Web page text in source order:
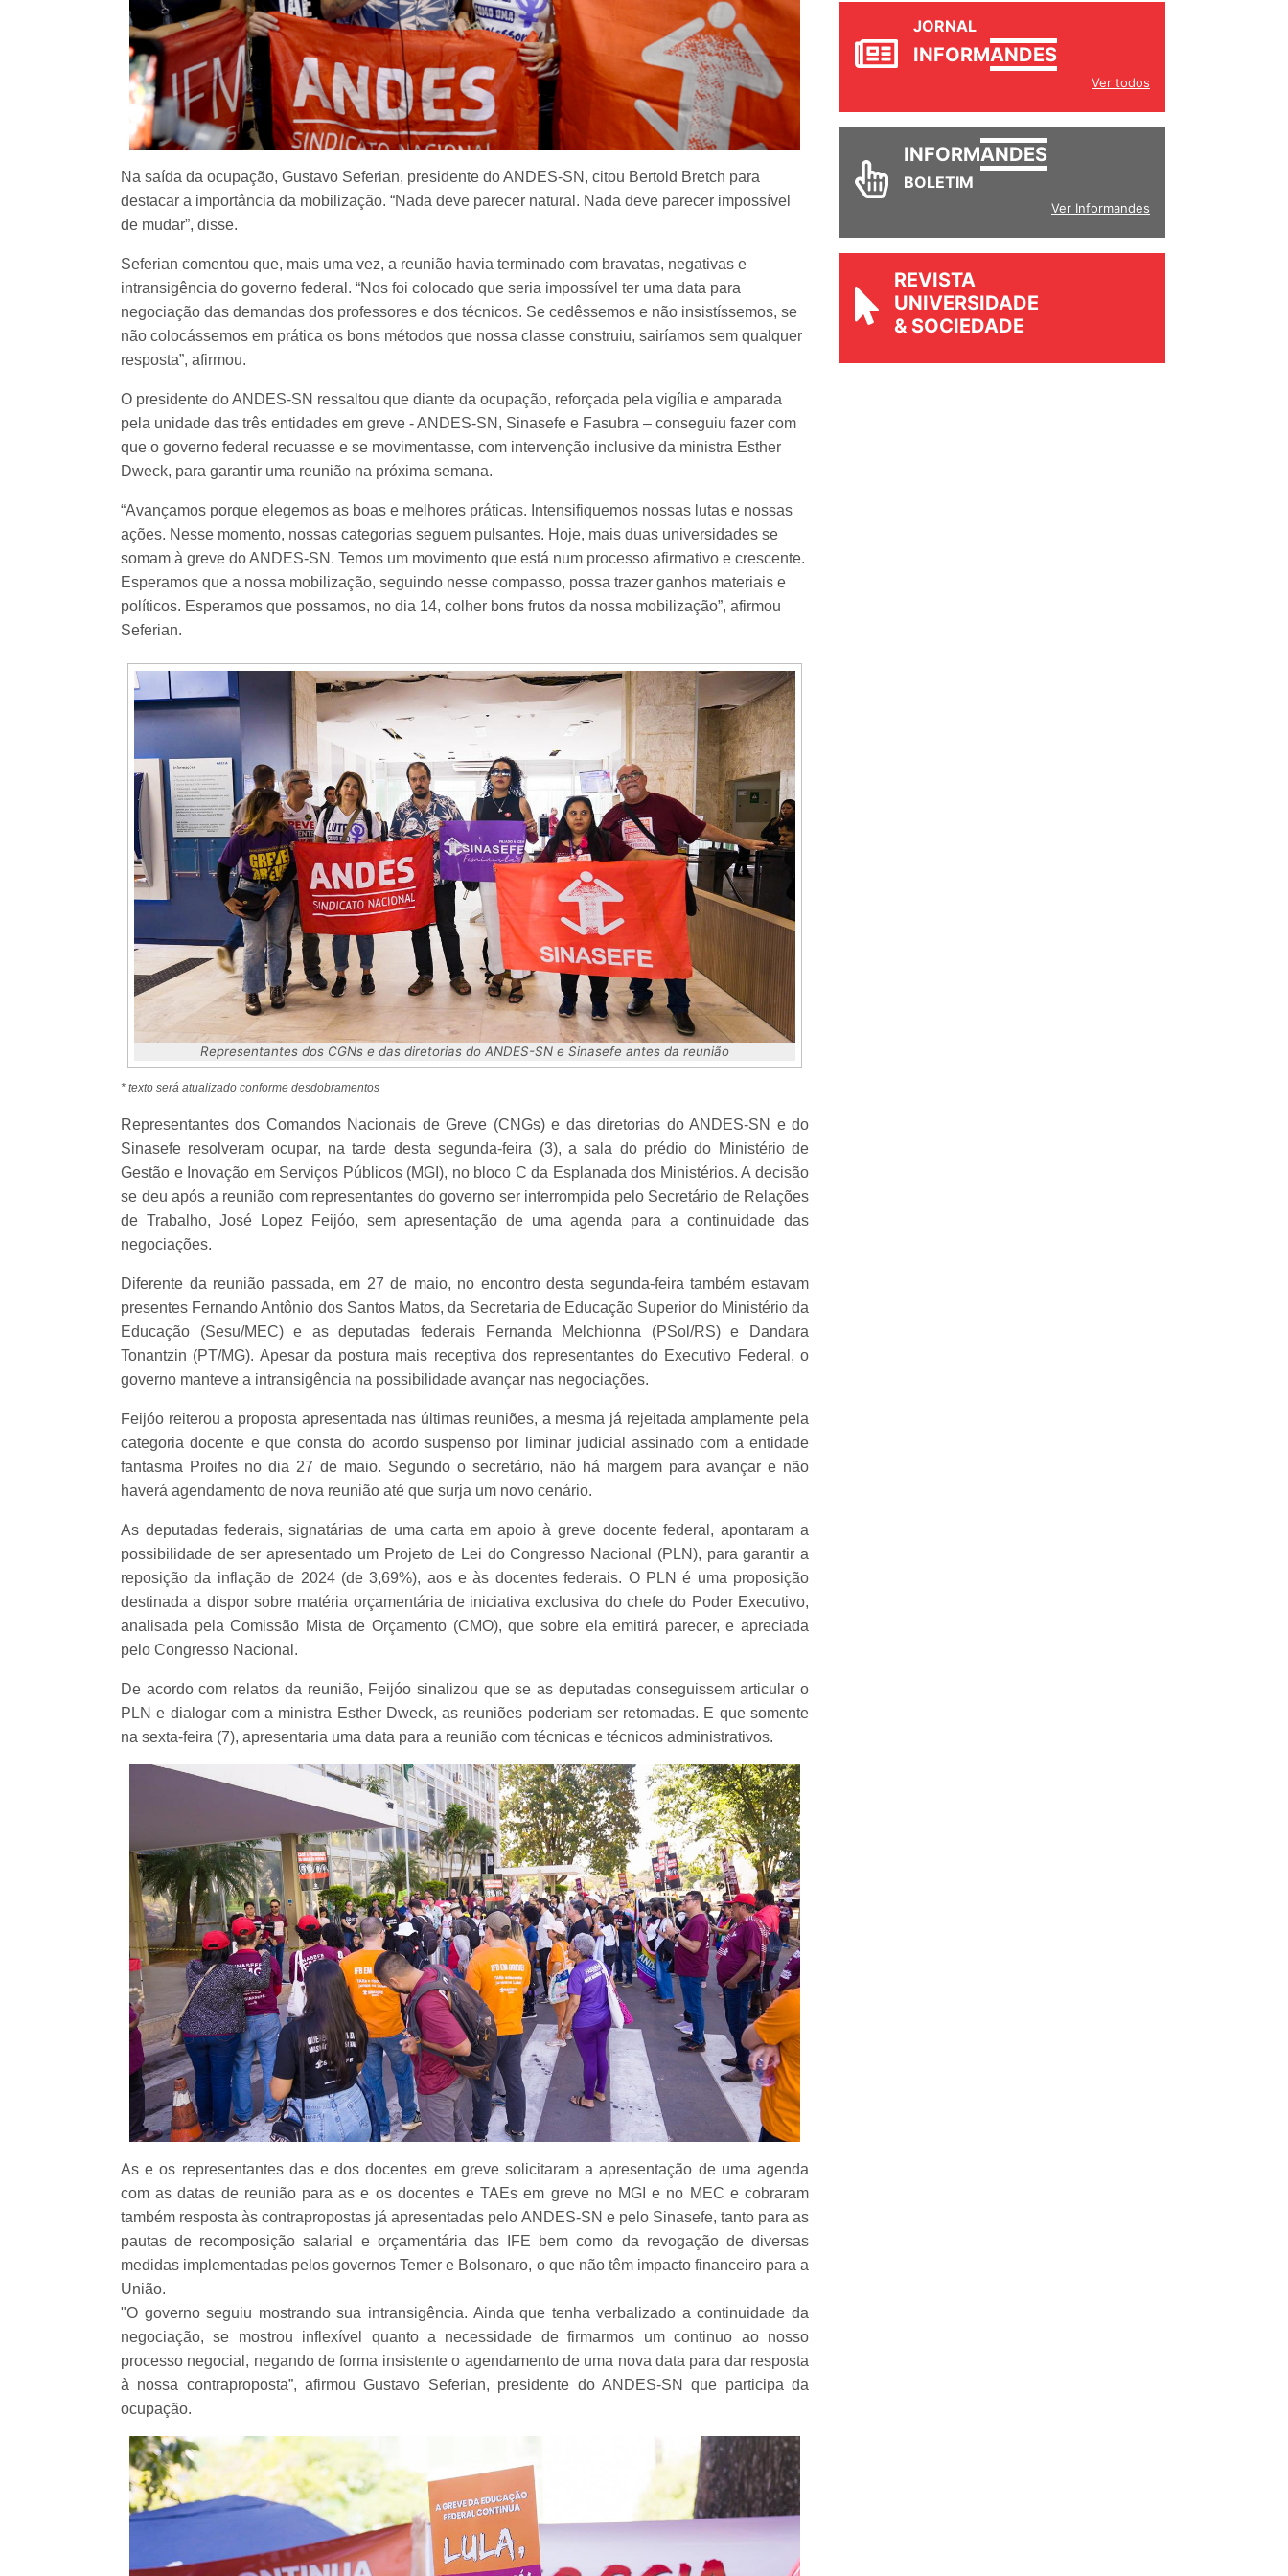
Na saída da ocupação, Gustavo Seferian, presidente do ANDES-SN, citou Bertold Bretch para
destacar a importância da mobilização. “Nada deve parecer natural. Nada deve parecer impossível
de mudar”, disse.
Seferian comentou que, mais uma vez, a reunião havia terminado com bravatas, negativas e
intransigência do governo federal. “Nos foi colocado que seria impossível ter uma data para
negociação das demandas dos professores e dos técnicos. Se cedêssemos e não insistíssemos, se
não colocássemos em prática os bons métodos que nossa classe construiu, sairíamos sem qualquer
resposta”, afirmou.
O presidente do ANDES-SN ressaltou que diante da ocupação, reforçada pela vigília e amparada
pela unidade das três entidades em greve - ANDES-SN, Sinasefe e Fasubra – conseguiu fazer com
que o governo federal recuasse e se movimentasse, com intervenção inclusive da ministra Esther
Dweck, para garantir uma reunião na próxima semana.
“Avançamos porque elegemos as boas e melhores práticas. Intensifiquemos nossas lutas e nossas
ações. Nesse momento, nossas categorias seguem pulsantes. Hoje, mais duas universidades se
somam à greve do ANDES-SN. Temos um movimento que está num processo afirmativo e crescente.
Esperamos que a nossa mobilização, seguindo nesse compasso, possa trazer ganhos materiais e
políticos. Esperamos que possamos, no dia 14, colher bons frutos da nossa mobilização”, afirmou
Seferian.
Representantes dos CGNs e das diretorias do ANDES-SN e Sinasefe antes da reunião
* texto será atualizado conforme desdobramentos
Representantes dos Comandos Nacionais de Greve (CNGs) e das diretorias do ANDES-SN e do
Sinasefe resolveram ocupar, na tarde desta segunda-feira (3), a sala do prédio do Ministério de
Gestão e Inovação em Serviços Públicos (MGI), no bloco C da Esplanada dos Ministérios. A decisão
se deu após a reunião com representantes do governo ser interrompida pelo Secretário de Relações
de Trabalho, José Lopez Feijóo, sem apresentação de uma agenda para a continuidade das
negociações.
Diferente da reunião passada, em 27 de maio, no encontro desta segunda-feira também estavam
presentes Fernando Antônio dos Santos Matos, da Secretaria de Educação Superior do Ministério da
Educação (Sesu/MEC) e as deputadas federais Fernanda Melchionna (PSol/RS) e Dandara
Tonantzin (PT/MG). Apesar da postura mais receptiva dos representantes do Executivo Federal, o
governo manteve a intransigência na possibilidade avançar nas negociações.
Feijóo reiterou a proposta apresentada nas últimas reuniões, a mesma já rejeitada amplamente pela
categoria docente e que consta do acordo suspenso por liminar judicial assinado com a entidade
fantasma Proifes no dia 27 de maio. Segundo o secretário, não há margem para avançar e não
haverá agendamento de nova reunião até que surja um novo cenário.
As deputadas federais, signatárias de uma carta em apoio à greve docente federal, apontaram a
possibilidade de ser apresentado um Projeto de Lei do Congresso Nacional (PLN), para garantir a
reposição da inflação de 2024 (de 3,69%), aos e às docentes federais. O PLN é uma proposição
destinada a dispor sobre matéria orçamentária de iniciativa exclusiva do chefe do Poder Executivo,
analisada pela Comissão Mista de Orçamento (CMO), que sobre ela emitirá parecer, e apreciada
pelo Congresso Nacional.
De acordo com relatos da reunião, Feijóo sinalizou que se as deputadas conseguissem articular o
PLN e dialogar com a ministra Esther Dweck, as reuniões poderiam ser retomadas. E que somente
na sexta-feira (7), apresentaria uma data para a reunião com técnicas e técnicos administrativos.
As e os representantes das e dos docentes em greve solicitaram a apresentação de uma agenda
com as datas de reunião para as e os docentes e TAEs em greve no MGI e no MEC e cobraram
também resposta às contrapropostas já apresentadas pelo ANDES-SN e pelo Sinasefe, tanto para as
pautas de recomposição salarial e orçamentária das IFE bem como da revogação de diversas
medidas implementadas pelos governos Temer e Bolsonaro, o que não têm impacto financeiro para a
União.
"O governo seguiu mostrando sua intransigência. Ainda que tenha verbalizado a continuidade da
negociação, se mostrou inflexível quanto a necessidade de firmarmos um continuo ao nosso
processo negocial, negando de forma insistente o agendamento de uma nova data para dar resposta
à nossa contraproposta”, afirmou Gustavo Seferian, presidente do ANDES-SN que participa da
ocupação.
JORNAL
Ver todos
INFORM
Ver Informandes
REVISTA
UNIVERSIDADE